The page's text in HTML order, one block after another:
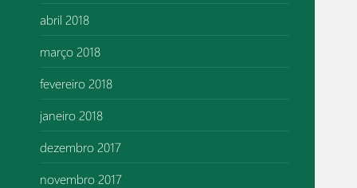
abril 2018
março 2018
fevereiro 2018
janeiro 2018
dezembro 2017
novembro 2017